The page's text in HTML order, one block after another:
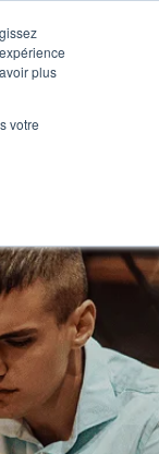
plus
votre
Actualités